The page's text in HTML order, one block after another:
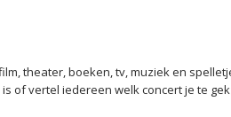
theater, boeken, tv, muziek en
of vertel iedereen welk concert je te